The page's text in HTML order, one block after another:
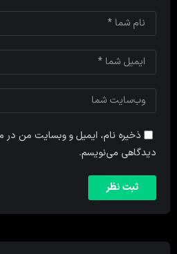
ذخیره نام، ایمیل و وبسایت من در
دیدگاهی می‌نویسم.